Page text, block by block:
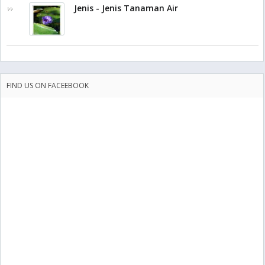
Jenis - Jenis Tanaman Air
FIND US ON FACEEBOOK